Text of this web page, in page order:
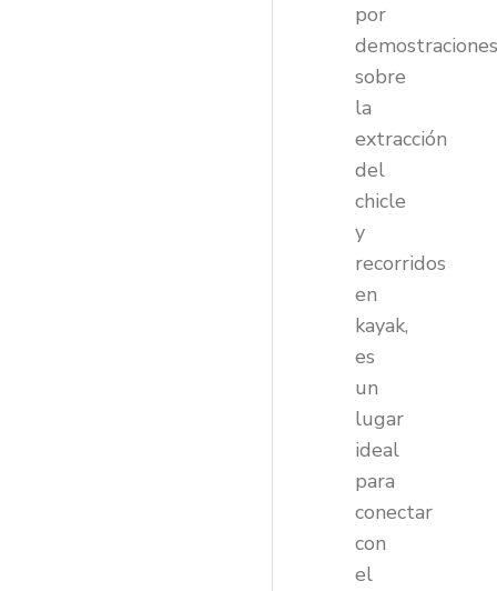
por
demostraciones
sobre
la
extracción
del
chicle
y
recorridos
en
kayak,
es
un
lugar
ideal
para
conectar
con
el